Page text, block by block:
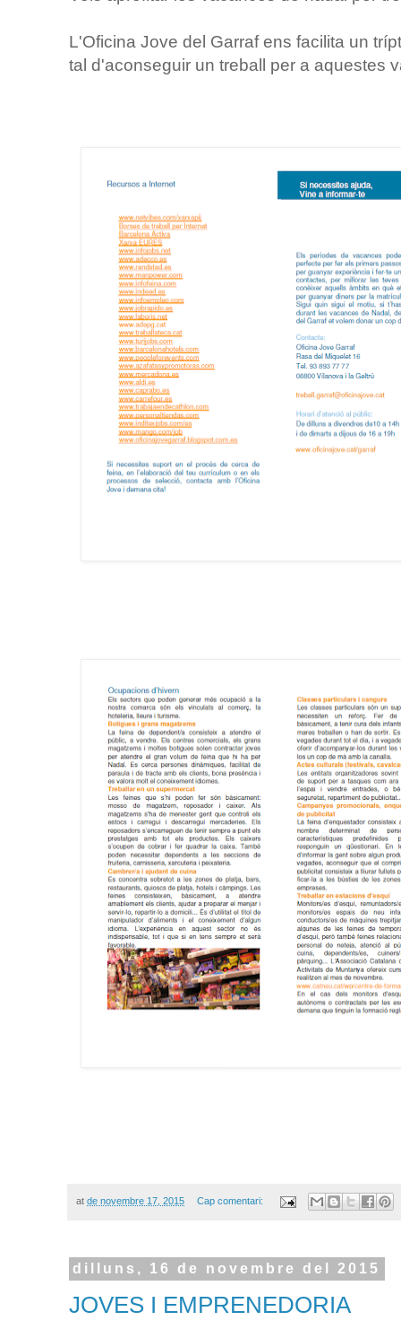
L'Oficina Jove del Garraf ens facilita un
tal d'aconseguir un treball per a aquestes
at de novembre 17, 2015 Cap comentari:
dilluns, 16 de novembre del 2015
JOVES I EMPRENEDORIA